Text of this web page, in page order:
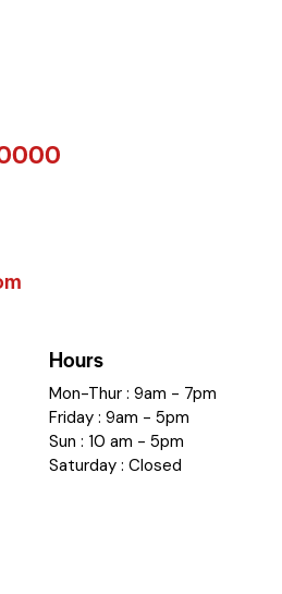
Hours
Mon-Thur : 9am - 7pm
Friday : 9am - 5pm
Sun : 10 am - 5pm
Saturday : Closed